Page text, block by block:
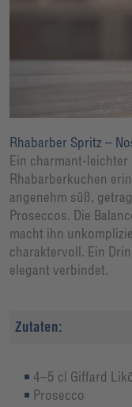
Rhabarber Spritz –
Ein charmant-
Rhabarberkuchen
angenehm süß,
Proseccos. Die
macht ihn
charaktervoll. Ein
elegant verbindet.
Zutaten:
4–5 cl Giffard
Prosecco